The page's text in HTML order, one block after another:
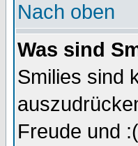
Nach oben
Was sind
Smilies sind
Freude und